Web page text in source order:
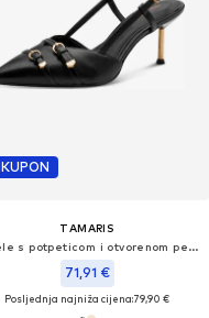
KUPON
TAMARIS
Cipele s potpeticom i otvorenom petom
71,91 €
Posljednja najniža cijena:79,90 €